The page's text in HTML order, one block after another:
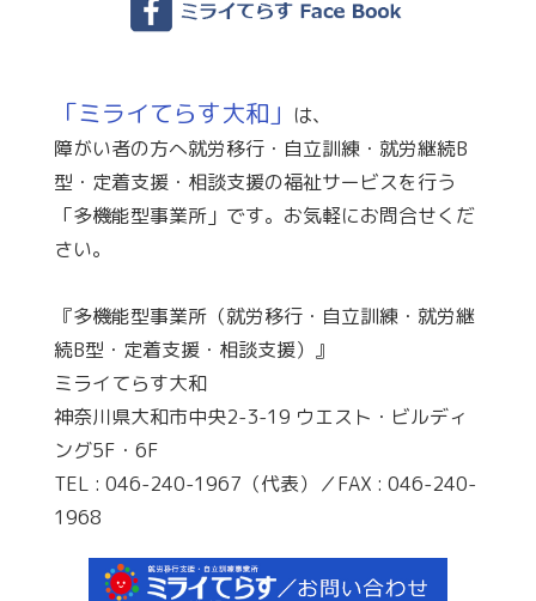
「ミライてらす大和」 は、
障がい者の方へ就労移行・自立訓練・就労継続B
型・定着支援・相談支援の福祉サービスを行う
「多機能型事業所」です。お気軽にお問合せくだ
さい。
『多機能型事業所（就労移行・自立訓練・就労継
続B型・定着支援・相談支援）』
ミライてらす大和
神奈川県大和市中央2-3-19 ウエスト・ビルディ
ング5F・6F
TEL : 046-240-1967（代表）／FAX : 046-240-
1968